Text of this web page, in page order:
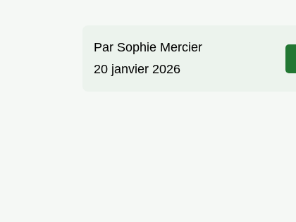
Par Sophie Mercier
20 janvier 2026